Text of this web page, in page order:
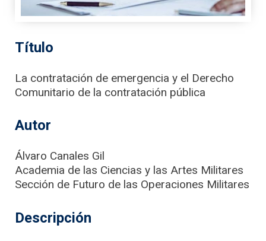
Título
La contratación de emergencia y el Derecho
Comunitario de la contratación pública
Autor
Álvaro Canales Gil
Academia de las Ciencias y las Artes Militares
Sección de Futuro de las Operaciones Militares
Descripción